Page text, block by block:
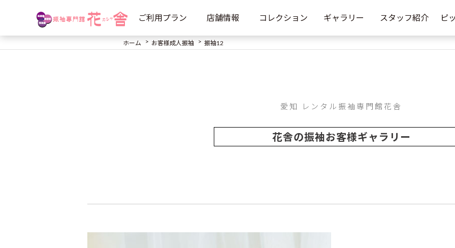
ご利用プラン 店舗情報 コレクション ギャラリー スタッフ紹介 ピ
ホーム お客様成人振袖 振袖12
愛知 レンタル振袖専門館花舎
花舎の振袖お客様ギャラリー